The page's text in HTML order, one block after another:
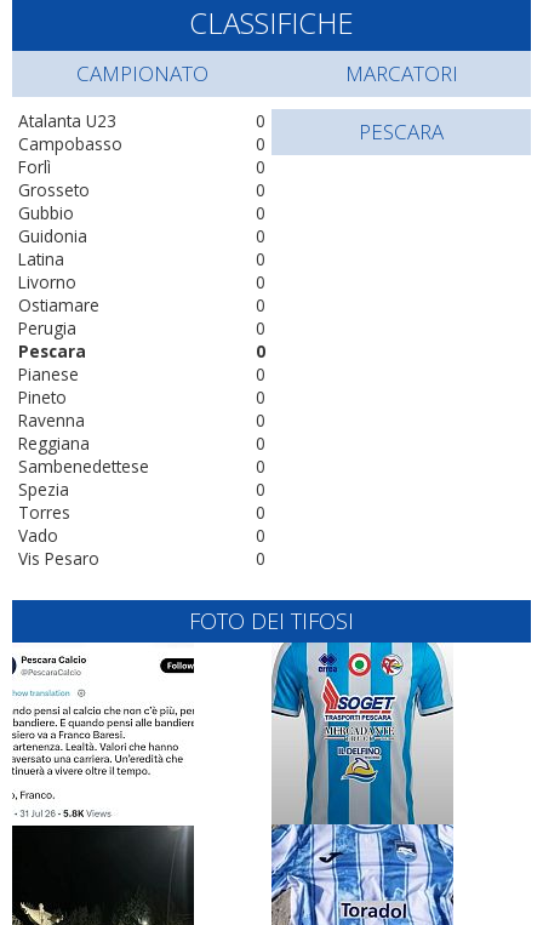
CLASSIFICHE
CAMPIONATO
0
Atalanta U23
0
Campobasso
0
Forlì
0
Grosseto
0
Gubbio
0
Guidonia
0
Latina
0
Livorno
0
Ostiamare
0
Perugia
0
Pescara
0
Pianese
0
Pineto
0
Ravenna
0
Reggiana
0
Sambenedettese
0
Spezia
0
Torres
0
Vado
0
Vis Pesaro
MARCATORI
PESCARA
FOTO DEI TIFOSI